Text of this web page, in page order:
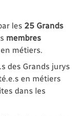
les 25 Grands
membres
métiers.
des Grands jurys
en métiers
dans les